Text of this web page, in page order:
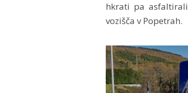
hkrati pa
vozišča v Popetrah.